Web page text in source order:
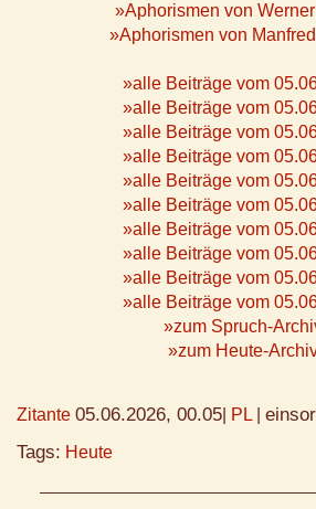
»Aphorismen von
»Aphorismen von
»alle Beiträge vom
»alle Beiträge vom
»alle Beiträge vom
»alle Beiträge vom
»alle Beiträge vom
»alle Beiträge vom
»alle Beiträge vom
»alle Beiträge vom
»alle Beiträge vom
»alle Beiträge vom
»zum Spruch-
»zum Heute-
Zitante 05.06.2026, 00.05 PL
Tags: Heute